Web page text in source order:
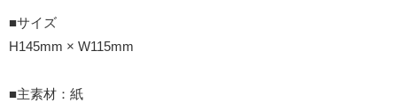
■サイズ
H145mm × W115mm
■主素材：紙